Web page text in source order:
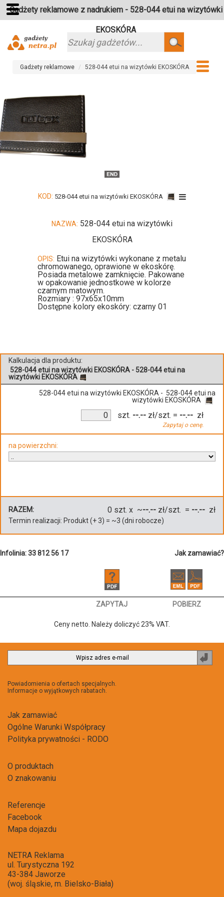
Gadżety reklamowe z nadrukiem - 528-044 etui na wizytówki
EKOSKÓRA
Szukaj
Gadżety reklamowe 528-044 etui na wizytówki EKOSKÓRA
KOD: 528-044 etui na wizytówki EKOSKÓRA
NAZWA: 528-044 etui na wizytówki
EKOSKÓRA
OPIS: Etui na wizytówki wykonane z metalu
chromowanego, oprawione w ekoskórę.
Posiada metalowe zamknięcie. Pakowane
w opakowanie jednostkowe w kolorze
czarnym matowym.
Rozmiary : 97x65x10mm
Dostępne kolory ekoskóry: czarny 01
Kalkulacja dla produktu:
528-044 etui na wizytówki EKOSKÓRA - 528-044 etui na
wizytówki EKOSKÓRA
528-044 etui na wizytówki EKOSKÓRA - 528-044 etui na
wizytówki EKOSKÓRA
szt. --.-- zł/szt.
Zapytaj o cenę.
= --.-- zł
na powierzchni:
RAZEM: 0 szt. x ~--.-- zł/szt. = --.-- zł
Termin realizacji: Produkt(+3) = ~3 (dni robocze)
Infolinia: 33 812 56 17 Jak zamawiać?
ZAPYTAJ POBIERZ
Ceny netto. Należy doliczyć 23% VAT.
Powiadomienia o ofertach specjalnych.
Informacje o wyjątkowych rabatach.
Jak zamawiać
Ogólne Warunki Współpracy
Polityka prywatności - RODO
O produktach
O znakowaniu
Referencje
Facebook
Mapa dojazdu
NETRA Reklama
ul. Turystyczna 192
43-384 Jaworze
(woj. śląskie, m. Bielsko-Biała)